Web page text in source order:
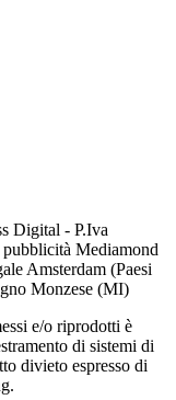
Digital - P.Iva
Mediamond
Amsterdam (Paesi
Monzese (MI)
e/o riprodotti è
di sistemi di
divieto espresso di